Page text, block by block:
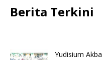
Berita Terkini
Yudisium